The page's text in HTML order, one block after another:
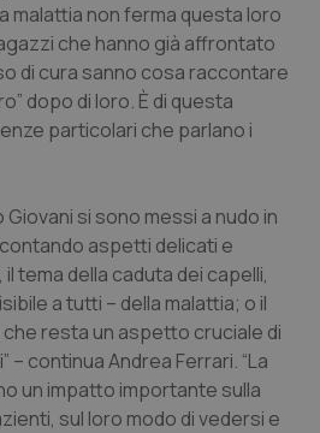
malattia non ferma questa loro
che hanno già affrontato
di cura sanno cosa raccontare
dopo di loro. È di questa
particolari che parlano i
si sono messi a nudo in
aspetti delicati e
tema della caduta dei capelli,
a tutti – della malattia; o il
resta un aspetto cruciale di
– continua Andrea Ferrari. “La
un impatto importante sulla
sul loro modo di vedersi e